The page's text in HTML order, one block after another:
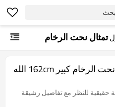
تمثال نحت الرخام
تمثال الرومانية نحت الرخام كبير 162cm الله
حقيقية للنظر مع تفاصيل رشيقة